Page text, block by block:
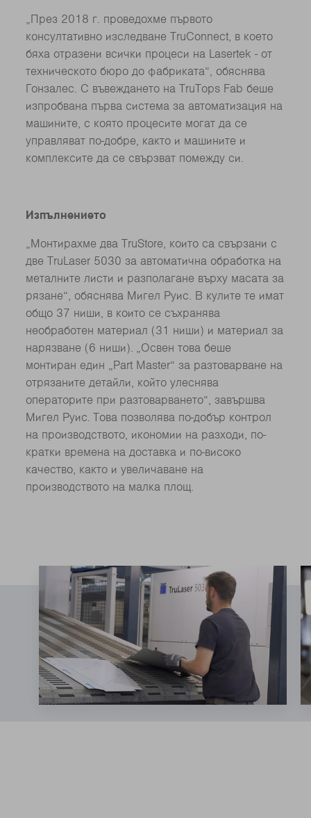
„През 2018 г. проведохме първото
консултативно изследване TruConnect, в което
бяха отразени всички процеси на Lasertek - от
техническото бюро до фабриката“, обяснява
Гонзалес. С въвеждането на TruTops Fab беше
изпробвана първа система за автоматизация на
машините, с която процесите могат да се
управляват по-добре, както и машините и
комплексите да се свързват помежду си.
Изпълнението
„Монтирахме два TruStore, които са свързани с
две TruLaser 5030 за автоматична обработка на
металните листи и разполагане върху масата за
рязане“, обяснява Мигел Руис. В кулите те имат
общо 37 ниши, в които се съхранява
необработен материал (31 ниши) и материал за
нарязване (6 ниши). „Освен това беше
монтиран един „Part Master“ за разтоварване на
отрязаните детайли, който улеснява
операторите при разтоварването“, завършва
Мигел Руис. Това позволява по-добър контрол
на производството, икономии на разходи, по-
кратки времена на доставка и по-високо
качество, както и увеличаване на
производството на малка площ.